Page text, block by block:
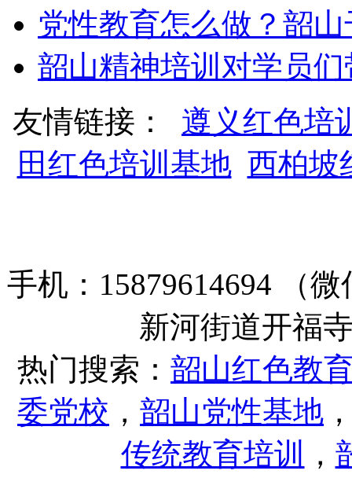
党性教育怎么做？韶
韶山精神培训对学员
友情链接： 遵义红色培
田红色培训基地 西柏坡
手机：15879614694 （
新河街道开福
热门搜索： 韶山红色教
委党校 ， 韶山党性基地
传统教育培训
，